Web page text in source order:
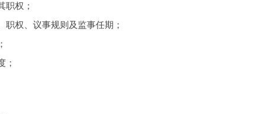
权；
权、议事规则及监事任期；